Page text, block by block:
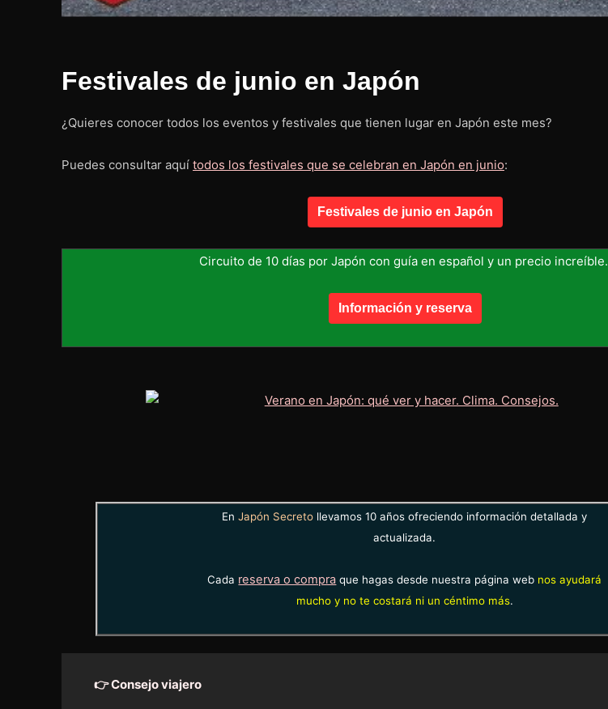
Festivales de junio en Japón
¿Quieres conocer todos los eventos y festivales que tienen lugar en Japón este mes?
Puedes consultar aquí todos los festivales que se celebran en Japón en junio:
Festivales de junio en Japón
Circuito de 10 días por Japón con guía en español y un precio increíble.
Información y reserva
EnJapón Secreto llevamos 10 años ofreciendo información detallada y
actualizada.
Cada reserva o compra que hagas desde nuestra página web nos ayudará
mucho y no te costará ni un céntimo más.
👉 Consejo viajero